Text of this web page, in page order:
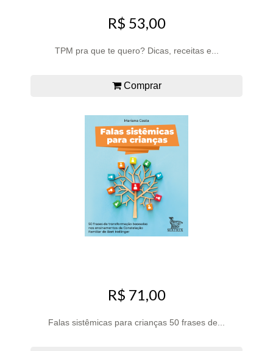
R$ 53,00
TPM pra que te quero? Dicas, receitas e...
Comprar
R$ 71,00
Falas sistêmicas para crianças 50 frases de...